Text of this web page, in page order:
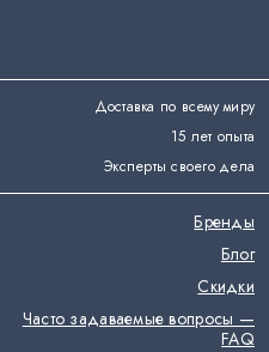
Доставка по всему миру
15 лет опыта
Эксперты своего дела
Бренды
Блог
Скидки
Часто задаваемые вопросы —
FAQ